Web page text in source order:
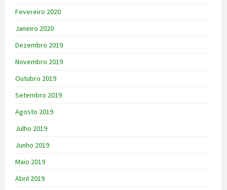
Fevereiro 2020
Janeiro 2020
Dezembro 2019
Novembro 2019
Outubro 2019
Setembro 2019
Agosto 2019
Julho 2019
Junho 2019
Maio 2019
Abril 2019